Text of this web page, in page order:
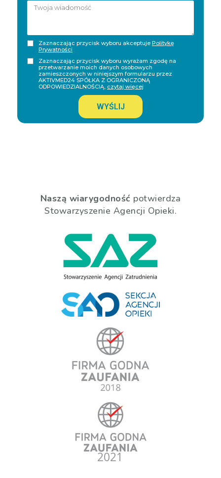
Zaznaczając przycisk wyboru akceptuje Politykę
Prywatności
Zaznaczając przycisk wyboru wyrażam zgodę na
przetwarzanie moich danych osobowych
zamieszczonych w niniejszym formularzu przez
AKTIVMED24 SPÓŁKA Z OGRANICZONĄ
ODPOWIEDZIALNOŚCIĄ, czytaj więcej
WYŚLIJ
Naszą wiarygodność potwierdza
Stowarzyszenie Agencji Opieki.